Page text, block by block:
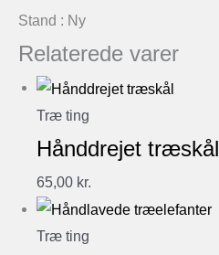
Stand : Ny
Relaterede varer
Træ ting
Hånddrejet træskål
65,00 kr.
Træ ting